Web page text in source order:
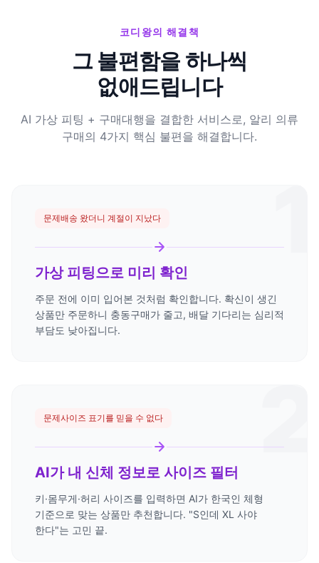
코디왕의 해결책
그 불편함을 하나씩
없애드립니다
AI 가상 피팅 + 구매대행을 결합한 서비스로, 알리 의류
구매의 4가지 핵심 불편을 해결합니다.
1
문제배송 왔더니 계절이 지났다
가상 피팅으로 미리 확인
주문 전에 이미 입어본 것처럼 확인합니다. 확신이 생긴
상품만 주문하니 충동구매가 줄고, 배달 기다리는 심리적
부담도 낮아집니다.
2
문제사이즈 표기를 믿을 수 없다
AI가 내 신체 정보로 사이즈 필터
키·몸무게·허리 사이즈를 입력하면 AI가 한국인 체형
기준으로 맞는 상품만 추천합니다. "S인데 XL 사야
한다"는 고민 끝.